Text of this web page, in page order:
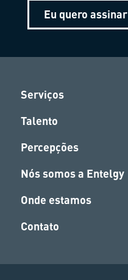
Eu quero assinar
Serviços
Talento
Percepções
Nós somos a Entelgy
Onde estamos
Contato